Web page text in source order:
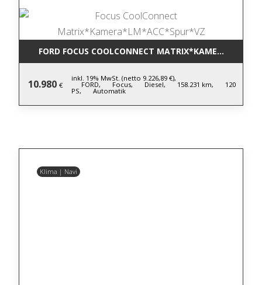
FORD FOCUS COOLCONNECT
10.980 €
inkl. 19% MwSt. (netto 9.226,89 €),
FORD, Focus, Diesel, 158.231 km, 120
PS, Automatik
Klima | Navi